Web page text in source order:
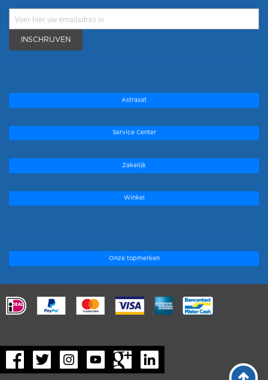
INSCHRIJVEN
Astrasat
Service Center
Zakelijk
Winkel
Onze topmerken
.